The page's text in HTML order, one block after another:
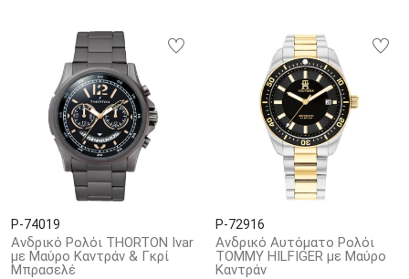
P-74019
Ανδρικό Ρολόι THORTON Ivar
με Μαύρο Καντράν & Γκρί
Μπρασελέ
P-72916
Ανδρικό Αυτόματο Ρολόι
TOMMY HILFIGER με Μαύρο
Καντράν